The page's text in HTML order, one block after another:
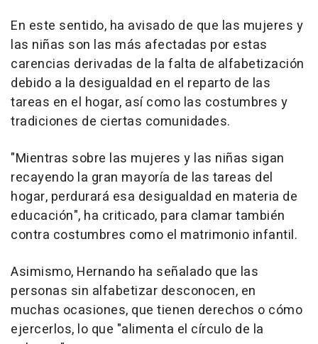
En este sentido, ha avisado de que las mujeres y
las niñas son las más afectadas por estas
carencias derivadas de la falta de alfabetización
debido a la desigualdad en el reparto de las
tareas en el hogar, así como las costumbres y
tradiciones de ciertas comunidades.
"Mientras sobre las mujeres y las niñas sigan
recayendo la gran mayoría de las tareas del
hogar, perdurará esa desigualdad en materia de
educación", ha criticado, para clamar también
contra costumbres como el matrimonio infantil.
Asimismo, Hernando ha señalado que las
personas sin alfabetizar desconocen, en
muchas ocasiones, que tienen derechos o cómo
ejercerlos, lo que "alimenta el círculo de la